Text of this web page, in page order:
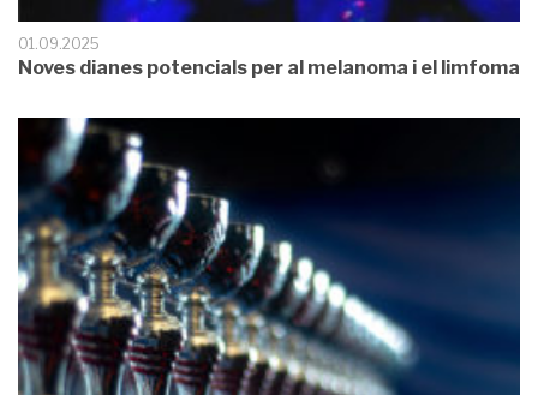
01.09.2025
Noves dianes potencials per al melanoma i el limfoma